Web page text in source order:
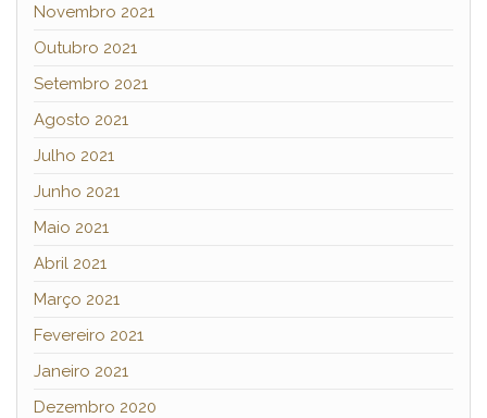
Novembro 2021
Outubro 2021
Setembro 2021
Agosto 2021
Julho 2021
Junho 2021
Maio 2021
Abril 2021
Março 2021
Fevereiro 2021
Janeiro 2021
Dezembro 2020